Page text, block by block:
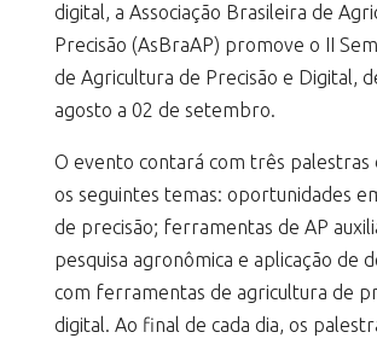
digital, a Associação Brasileira de
Precisão (AsBraAP) promove o II
de Agricultura de Precisão e Digital,
agosto a 02 de setembro.
O evento contará com três palestras
os seguintes temas: oportunidades
de precisão; ferramentas de AP
pesquisa agronômica e aplicação de
com ferramentas de agricultura de
digital. Ao final de cada dia, os